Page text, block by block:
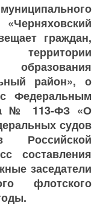
граждан,
район», о
Федеральным
№ 113-ФЗ «О
судов
составления
заседатели
флотского